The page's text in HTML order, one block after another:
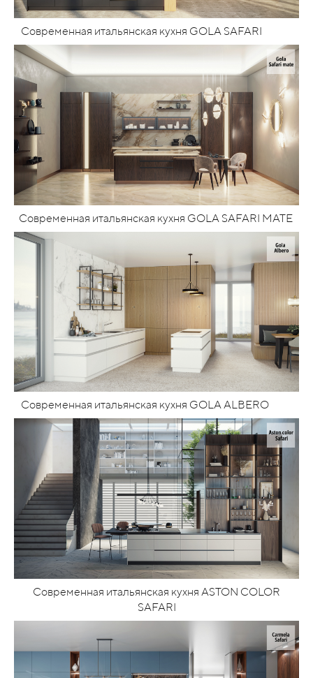
Современная итальянская кухня GOLA SAFARI
Современная итальянская кухня GOLA SAFARI MATE
Современная итальянская кухня GOLA ALBERO
Современная итальянская кухня ASTON COLOR
SAFARI